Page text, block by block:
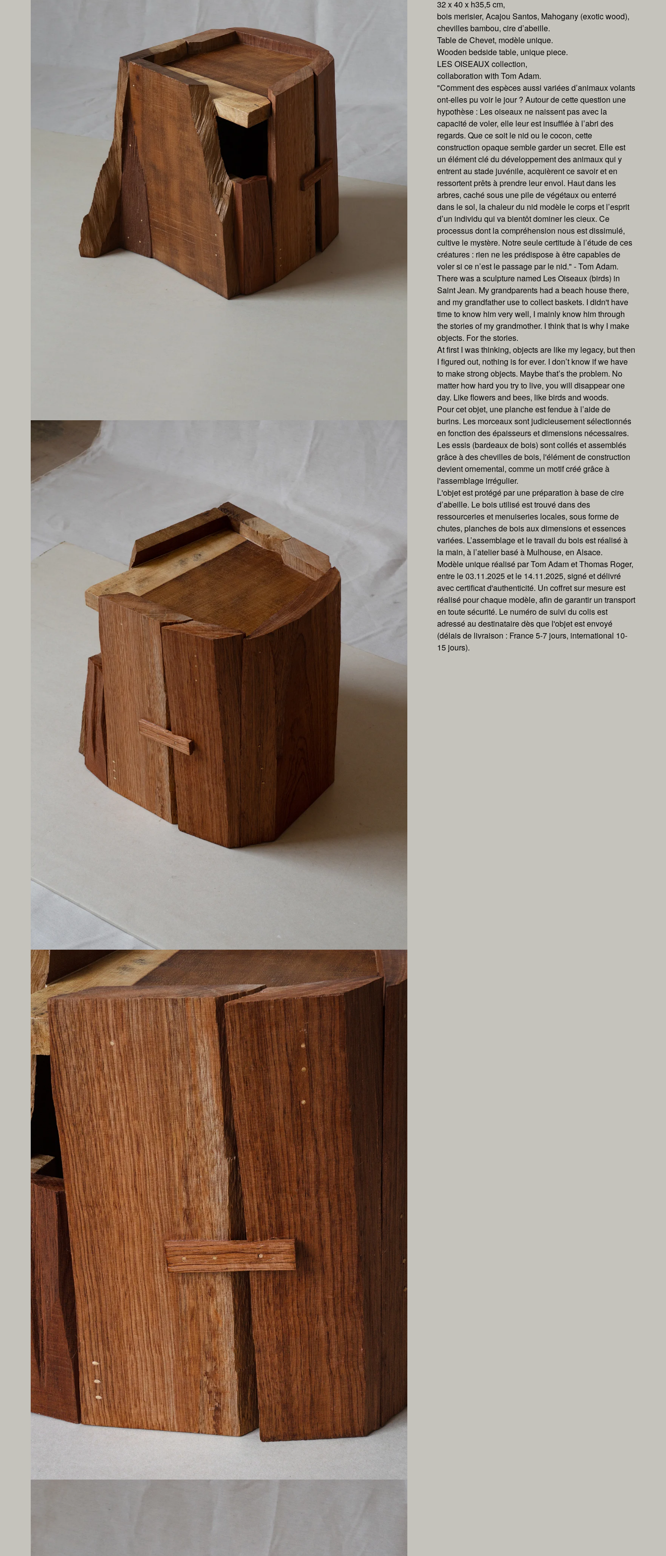
32 x 40 x h35,5 cm,
bois merisier, Acajou Santos, Mahogany (exotic wood),
chevilles bambou, cire d’abeille.
Table de Chevet, modèle unique.
Wooden bedside table, unique piece.
LES OISEAUX collection,
collaboration with Tom Adam.
"Comment des espèces aussi variées d’animaux volants
ont-elles pu voir le jour ? Autour de cette question une
hypothèse : Les oiseaux ne naissent pas avec la
capacité de voler, elle leur est insufflée à l’abri des
regards. Que ce soit le nid ou le cocon, cette
construction opaque semble garder un secret. Elle est
un élément clé du développement des animaux qui y
entrent au stade juvénile, acquièrent ce savoir et en
ressortent prêts à prendre leur envol. Haut dans les
arbres, caché sous une pile de végétaux ou enterré
dans le sol, la chaleur du nid modèle le corps et l’esprit
d’un individu qui va bientôt dominer les cieux. Ce
processus dont la compréhension nous est dissimulé,
cultive le mystère. Notre seule certitude à l’étude de ces
créatures : rien ne les prédispose à être capables de
voler si ce n’est le passage par le nid." - Tom Adam.
There was a sculpture named Les Oiseaux (birds) in
Saint Jean. My grandparents had a beach house there,
and my grandfather use to collect baskets. I didn't have
time to know him very well, I mainly know him through
the stories of my grandmother. I think that is why I make
objects. For the stories.
At first I was thinking, objects are like my legacy, but then
I figured out, nothing is for ever. I don’t know if we have
to make strong objects. Maybe that’s the problem. No
matter how hard you try to live, you will disappear one
day. Like flowers and bees, like birds and woods.
Pour cet objet, une planche est fendue à l’aide de
burins. Les morceaux sont judicieusement sélectionnés
en fonction des épaisseurs et dimensions nécessaires.
Les essis (bardeaux de bois) sont collés et assemblés
grâce à des chevilles de bois, l'élément de construction
devient ornemental, comme un motif créé grâce à
l'assemblage irrégulier.
L'objet est protégé par une préparation à base de cire
d’abeille. Le bois utilisé est trouvé dans des
ressourceries et menuiseries locales, sous forme de
chutes, planches de bois aux dimensions et essences
variées. L’assemblage et le travail du bois est réalisé à
la main, à l’atelier basé à Mulhouse, en Alsace.
Modèle unique réalisé par Tom Adam et Thomas Roger,
entre le 03.11.2025 et le 14.11.2025, signé et délivré
avec certificat d'authenticité. Un coffret sur mesure est
réalisé pour chaque modèle, afin de garantir un transport
en toute sécurité. Le numéro de suivi du colis est
adressé au destinataire dès que l'objet est envoyé
(délais de livraison : France 5-7 jours, international 10-
15 jours).